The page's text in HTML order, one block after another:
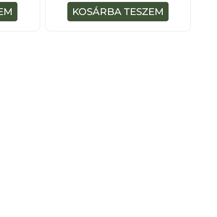
-
b
ő
l
KOSÁRBA TESZEM